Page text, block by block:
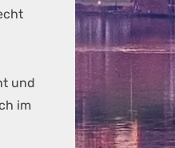
und
im